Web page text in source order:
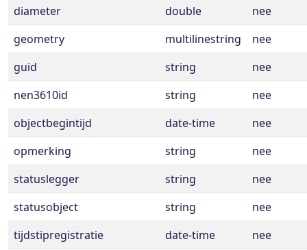
diameter
double
nee
geometry
multilinestring
nee
guid
string
nee
nen3610id
string
nee
objectbegintijd
date-time
nee
opmerking
string
nee
statuslegger
string
nee
statusobject
string
nee
tijdstipregistratie
date-time
nee